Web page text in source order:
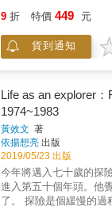
張自然現象、生物、地
的各種罕見景象，帶領
的環境，站在不可能的
9 折 特價 449 元
貨到通知
Life as an explorer
1974~1983
黃效文 著
依揚想亮 出版
2019/05/23 出版
今年將邁入七十歲的探
進入第五十個年頭。他
了。 探險是個緩慢的過程，發現第一手的知識